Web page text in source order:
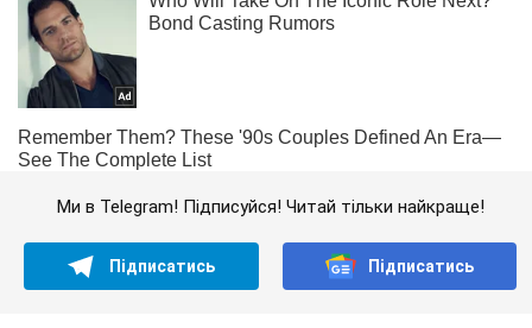
Ми в Telegram! Підписуйся! Читай тільки найкраще!
Підписатись Підписатись